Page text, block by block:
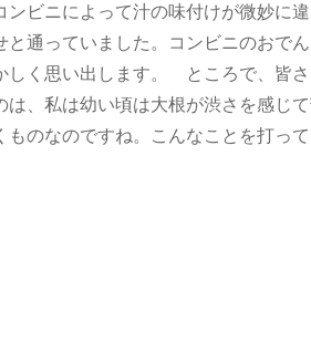
ビニによって汁の味付けが微妙に違
通っていました。コンビニのおで
しく思い出します。 ところで、皆
、私は幼い頃は大根が渋さを感じ
のなのですね。こんなことを打って